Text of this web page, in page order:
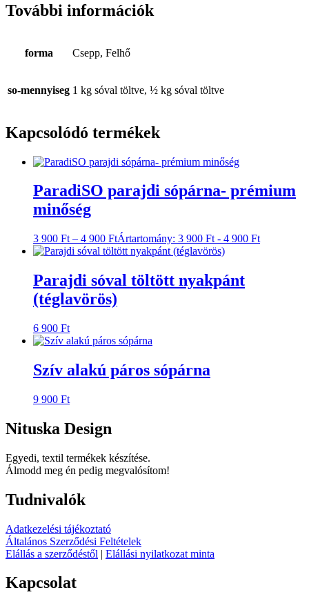
További információk
forma Csepp, Felhő
so-mennyiseg 1 kg sóval töltve, ½ kg sóval töltve
Kapcsolódó termékek
ParadiSO parajdi sópárna- prémium
minőség
3 900 Ft – 4 900 FtÁrtartomány: 3 900 Ft - 4 900 Ft
Parajdi sóval töltött nyakpánt
(téglavörös)
6 900 Ft
Szív alakú páros sópárna
9 900 Ft
Nituska Design
Egyedi, textil termékek készítése.
Álmodd meg én pedig megvalósítom!
Tudnivalók
Adatkezelési tájékoztató
Általános Szerződési Feltételek
Elállás a szerződéstől | Elállási nyilatkozat minta
Kapcsolat